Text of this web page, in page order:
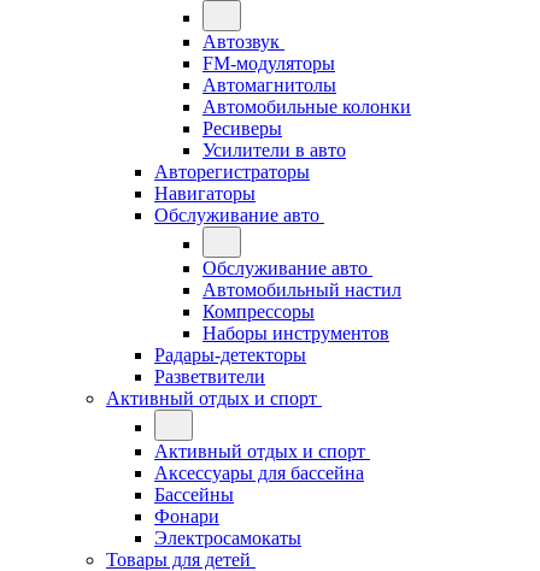
Автозвук
FM-модуляторы
Автомагнитолы
Автомобильные колонки
Ресиверы
Усилители в авто
Авторегистраторы
Навигаторы
Обслуживание авто
Обслуживание авто
Автомобильный настил
Компрессоры
Наборы инструментов
Радары-детекторы
Разветвители
Активный отдых и спорт
Активный отдых и спорт
Аксессуары для бассейна
Бассейны
Фонари
Электросамокаты
Товары для детей